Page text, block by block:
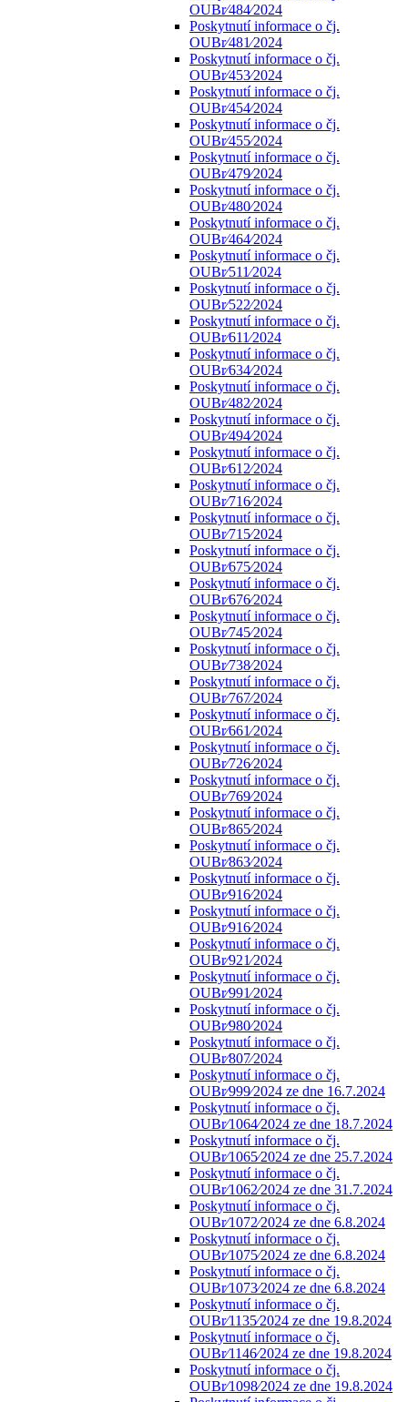
OUBr⁄484⁄2024
Poskytnutí informace o čj.
OUBr⁄481⁄2024
Poskytnutí informace o čj.
OUBr⁄453⁄2024
Poskytnutí informace o čj.
OUBr⁄454⁄2024
Poskytnutí informace o čj.
OUBr⁄455⁄2024
Poskytnutí informace o čj.
OUBr⁄479⁄2024
Poskytnutí informace o čj.
OUBr⁄480⁄2024
Poskytnutí informace o čj.
OUBr⁄464⁄2024
Poskytnutí informace o čj.
OUBr⁄511⁄2024
Poskytnutí informace o čj.
OUBr⁄522⁄2024
Poskytnutí informace o čj.
OUBr⁄611⁄2024
Poskytnutí informace o čj.
OUBr⁄634⁄2024
Poskytnutí informace o čj.
OUBr⁄482⁄2024
Poskytnutí informace o čj.
OUBr⁄494⁄2024
Poskytnutí informace o čj.
OUBr⁄612⁄2024
Poskytnutí informace o čj.
OUBr⁄716⁄2024
Poskytnutí informace o čj.
OUBr⁄715⁄2024
Poskytnutí informace o čj.
OUBr⁄675⁄2024
Poskytnutí informace o čj.
OUBr⁄676⁄2024
Poskytnutí informace o čj.
OUBr⁄745⁄2024
Poskytnutí informace o čj.
OUBr⁄738⁄2024
Poskytnutí informace o čj.
OUBr⁄767⁄2024
Poskytnutí informace o čj.
OUBr⁄661⁄2024
Poskytnutí informace o čj.
OUBr⁄726⁄2024
Poskytnutí informace o čj.
OUBr⁄769⁄2024
Poskytnutí informace o čj.
OUBr⁄865⁄2024
Poskytnutí informace o čj.
OUBr⁄863⁄2024
Poskytnutí informace o čj.
OUBr⁄916⁄2024
Poskytnutí informace o čj.
OUBr⁄916⁄2024
Poskytnutí informace o čj.
OUBr⁄921⁄2024
Poskytnutí informace o čj.
OUBr⁄991⁄2024
Poskytnutí informace o čj.
OUBr⁄980⁄2024
Poskytnutí informace o čj.
OUBr⁄807⁄2024
Poskytnutí informace o čj.
OUBr⁄999⁄2024 ze dne 16.7.2024
Poskytnutí informace o čj.
OUBr⁄1064⁄2024 ze dne 18.7.2024
Poskytnutí informace o čj.
OUBr⁄1065⁄2024 ze dne 25.7.2024
Poskytnutí informace o čj.
OUBr⁄1062⁄2024 ze dne 31.7.2024
Poskytnutí informace o čj.
OUBr⁄1072⁄2024 ze dne 6.8.2024
Poskytnutí informace o čj.
OUBr⁄1075⁄2024 ze dne 6.8.2024
Poskytnutí informace o čj.
OUBr⁄1073⁄2024 ze dne 6.8.2024
Poskytnutí informace o čj.
OUBr⁄1135⁄2024 ze dne 19.8.2024
Poskytnutí informace o čj.
OUBr⁄1146⁄2024 ze dne 19.8.2024
Poskytnutí informace o čj.
OUBr⁄1098⁄2024 ze dne 19.8.2024